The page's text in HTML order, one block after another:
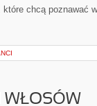
chcą poznawać
WŁOSÓW